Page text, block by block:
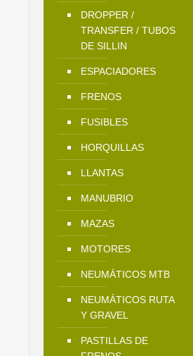
DROPPER /
TRANSFER / TUBOS
DE SILLIN
ESPACIADORES
FRENOS
FUSIBLES
HORQUILLAS
LLANTAS
MANUBRIO
MAZAS
MOTORES
NEUMÁTICOS MTB
NEUMÁTICOS RUTA
Y GRAVEL
PASTILLAS DE